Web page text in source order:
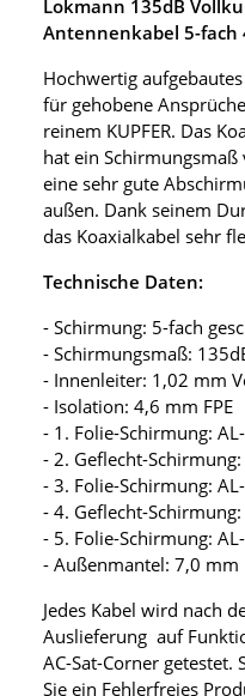
Lokmann 135dB
Antennenkabel 5-fach
Hochwertig
für gehobene
reinem KUPFER. Das
hat ein
eine sehr gute
außen. Dank seinem
das Koaxialkabel sehr
Technische Daten:
- Schirmung: 5-fach
- Schirmungsmaß:
- Innenleiter: 1,02 mm
- Isolation: 4,6 mm FPE
- 1. Folie-Schirmung:
- 2. Geflecht-
- 3. Folie-Schirmung:
- 4. Geflecht-
- 5. Folie-Schirmung:
- Außenmantel: 7,0 mm
Jedes Kabel wird nach
Auslieferung auf
AC-Sat-Corner
Sie ein Fehlerfreies